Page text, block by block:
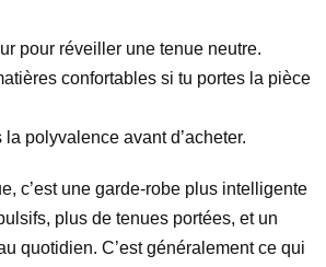
pour réveiller une tenue neutre.
confortables si tu portes la pièce
polyvalence avant d’acheter.
c’est une garde-robe plus intelligente
plus de tenues portées, et un
quotidien. C’est généralement ce qui